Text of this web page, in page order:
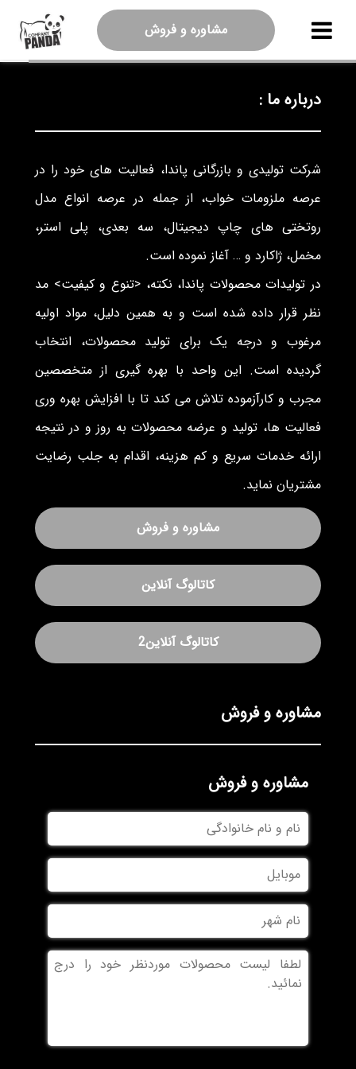
مشاوره و فروش
درباره ما :
شرکت تولیدی و بازرگانی پاندا، فعالیت های خود را در
عرصه ملزومات خواب، از جمله در عرصه انواع مدل
روتختی های چاپ دیجیتال، سه بعدی، پلی استر،
مخمل، ژاکارد و … آغاز نموده است.
در تولیدات محصولات پاندا، نکته، <تنوع و کیفیت> مد
نظر قرار داده شده است و به همین دلیل، مواد اولیه
مرغوب و درجه یک برای تولید محصولات، انتخاب
گردیده است. این واحد با بهره گیری از متخصصین
مجرب و کارآزموده تلاش می کند تا با افزایش بهره وری
فعالیت ها، تولید و عرضه محصولات به روز و در نتیجه
ارائه خدمات سریع و کم هزینه، اقدام به جلب رضایت
مشتریان نماید.
مشاوره و فروش
کاتالوگ آنلاین
کاتالوگ آنلاین2
مشاوره و فروش
مشاوره و فروش
نام
و
نام
خانوادگی
موبایل
نام
شهر
بدون
عنوان